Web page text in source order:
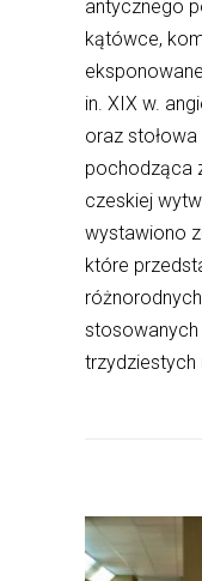
antycznego
kątówce,
in. XIX w.
oraz stołowa
pochodząca
czeskiej
wystawiono
które
trzydziestych